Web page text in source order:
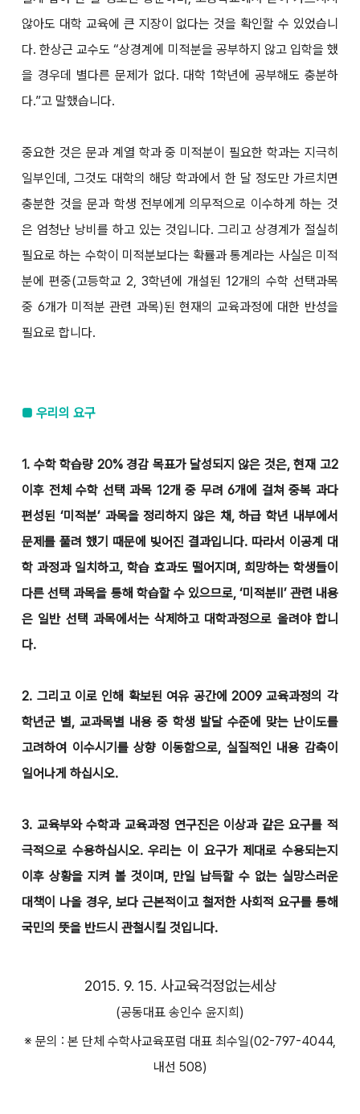
않아도 대학 교육에 큰 지장이 없다는 것을 확인할 수 있었습니
다. 한상근 교수도 “상경계에 미적분을 공부하지 않고 입학을 했
을 경우데 별다른 문제가 없다. 대학 1학년에 공부해도 충분하
다.”고 말했습니다.
중요한 것은 문과 계열 학과 중 미적분이 필요한 학과는 지극히
일부인데, 그것도 대학의 해당 학과에서 한 달 정도만 가르치면
충분한 것을 문과 학생 전부에게 의무적으로 이수하게 하는 것
은 엄청난 낭비를 하고 있는 것입니다. 그리고 상경계가 절실히
필요로 하는 수학이 미적분보다는 확률과 통계라는 사실은 미적
분에 편중(고등학교 2, 3학년에 개설된 12개의 수학 선택과목
중 6개가 미적분 관련 과목)된 현재의 교육과정에 대한 반성을
필요로 합니다.
■ 우리의 요구
1. 수학 학습량 20% 경감 목표가 달성되지 않은 것은, 현재 고2
이후 전체 수학 선택 과목 12개 중 무려 6개에 걸쳐 중복 과다
편성된 ‘미적분’ 과목을 정리하지 않은 채, 하급 학년 내부에서
문제를 풀려 했기 때문에 빚어진 결과입니다. 따라서 이공계 대
학 과정과 일치하고, 학습 효과도 떨어지며, 희망하는 학생들이
다른 선택 과목을 통해 학습할 수 있으므로, ‘미적분Ⅱ’ 관련 내용
은 일반 선택 과목에서는 삭제하고 대학과정으로 올려야 합니
다.
2. 그리고 이로 인해 확보된 여유 공간에 2009 교육과정의 각
학년군 별, 교과목별 내용 중 학생 발달 수준에 맞는 난이도를
고려하여 이수시기를 상향 이동함으로, 실질적인 내용 감축이
일어나게 하십시오.
3. 교육부와 수학과 교육과정 연구진은 이상과 같은 요구를 적
극적으로 수용하십시오. 우리는 이 요구가 제대로 수용되는지
이후 상황을 지켜 볼 것이며, 만일 납득할 수 없는 실망스러운
대책이 나올 경우, 보다 근본적이고 철저한 사회적 요구를 통해
국민의 뜻을 반드시 관철시킬 것입니다.
2015. 9. 15. 사교육걱정없는세상
(공동대표 송인수 윤지희)
※ 문의 : 본 단체 수학사교육포럼 대표 최수일(02-797-4044,
내선 508)